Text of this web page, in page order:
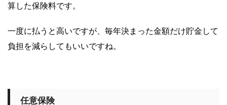
算した保険料です。
一度に払うと高いですが、毎年決まった金額だけ貯金して
負担を減らしてもいいですね。
任意保険